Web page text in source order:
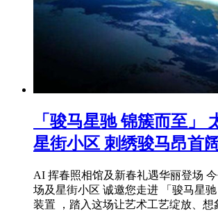
「骏马星驰 锦簇而至」
星街小区 刺绣骏马昂首
AI 挥春照相馆及新春礼遇华丽登场
场及星街小区 诚邀您走进 「骏马星
装置 ，踏入这场让艺术工艺绽放、想